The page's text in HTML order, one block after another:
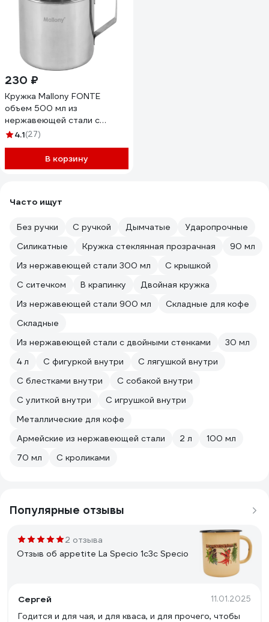
230 ₽
Кружка Mallony FONTE
объем 500 мл из
нержавеющей стали с
загнутыми краями размер
4.1(27)
В корзину
Часто ищут
Без ручки С ручкой Дымчатые
Ударопрочные
Силикатные
Кружка стеклянная прозрачная
90 мл
Из нержавеющей стали 300 мл
С крышкой
С ситечком
В крапинку
Двойная кружка
Из нержавеющей стали 900 мл
Складные для кофе
Складные
Из нержавеющей стали с двойными стенками
30 мл
4 л
С фигуркой внутри
С лягушкой внутри
С блестками внутри
С собакой внутри
С улиткой внутри
С игрушкой внутри
Металлические для кофе
Армейские из нержавеющей стали
2 л
100 мл
70 мл
С кроликами
Популярные отзывы
2 отзыва
Отзыв об appetite La Specio 1с3с Specio
Сергей 11.01.2025
Годится и для чая, и для кваса, и для прочего, чтобы